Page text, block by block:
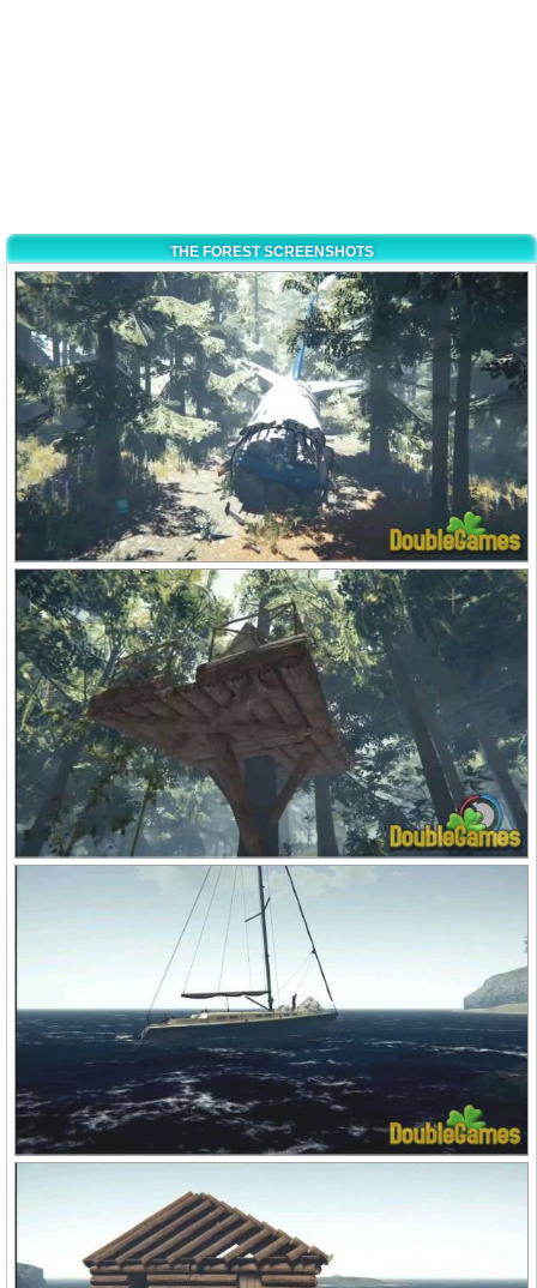
THE FOREST SCREENSHOTS